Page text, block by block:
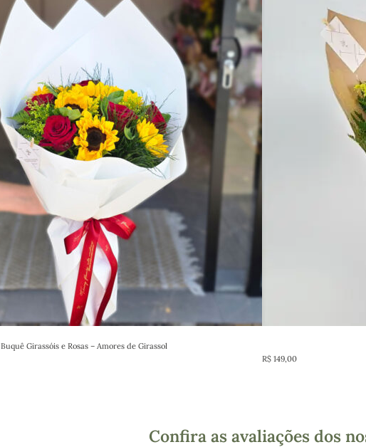
Buquê Girassóis e Rosas – Amores de Girassol
R$ 149,00
Confira as avaliações dos